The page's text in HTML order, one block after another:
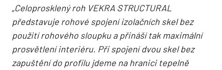
„Celoprosklený roh VEKRA STRUCTURAL
představuje rohové spojení izolačních skel bez
použití rohového sloupku a přináší tak maximální
prosvětlení interiéru. Při spojení dvou skel bez
zapuštění do profilu jdeme na hranici tepelně